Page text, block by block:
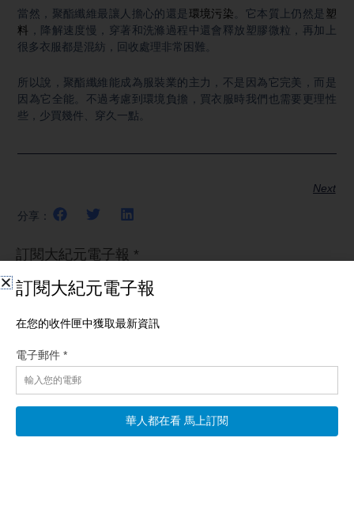
當然，聚酯纖維最讓人擔心的還是環境污染 。它本質上仍然是塑
料
，降解速度慢，穿著和洗滌過程中還會釋放塑膠微粒，再加上
很多衣服都是混紡，回收處理非常困難。
所以說，聚酯纖維能成為服裝業的主力，不是因為它完美，而是
因為它全能。不過考慮到環境負擔，買衣服時我們也需要更理性
些，少買幾件、穿久一點。
Next
分享：